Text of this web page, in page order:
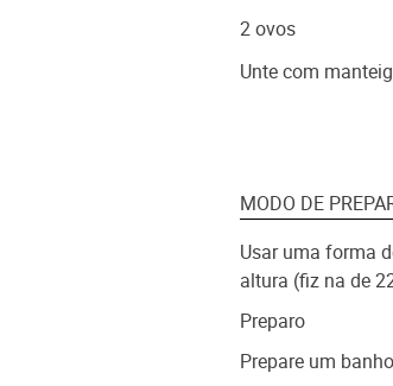
2 ovos
Unte com
MODO DE
Usar uma forma
altura (fiz na de
Preparo
Prepare um